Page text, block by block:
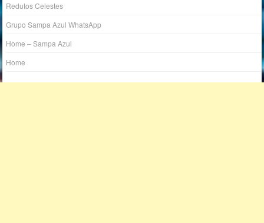
Redutos Celestes
Grupo Sampa Azul WhatsApp
Home – Sampa Azul
Home